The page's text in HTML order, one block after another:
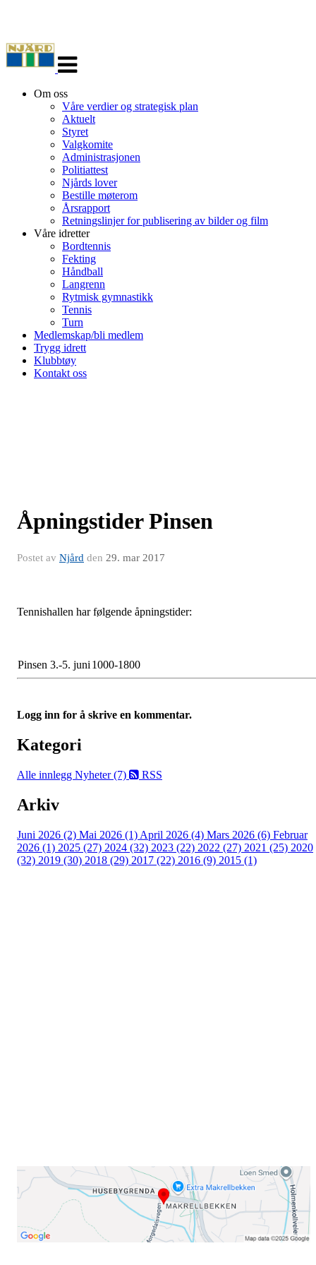
navigasjon
Om oss
Våre verdier og strategisk plan
Aktuelt
Styret
Valgkomite
Administrasjonen
Politiattest
Njårds lover
Bestille møterom
Årsrapport
Retningslinjer for publisering av bilder og film
Våre idretter
Bordtennis
Fekting
Håndball
Langrenn
Rytmisk gymnastikk
Tennis
Turn
Medlemskap/bli medlem
Trygg idrett
Klubbtøy
Kontakt oss
Åpningstider Pinsen
Postet av Njård den 29. mar 2017
Tennishallen har følgende åpningstider:
Pinsen 3.-5. juni 1000-1800
Logg inn for å skrive en kommentar.
Kategori
Alle innlegg Nyheter (7) RSS
Arkiv
Juni 2026 (2) Mai 2026 (1) April 2026 (4) Mars 2026 (6) Februar
2026 (1) 2025 (27) 2024 (32) 2023 (22) 2022 (27) 2021 (25) 2020
(32) 2019 (30) 2018 (29) 2017 (22) 2016 (9) 2015 (1)